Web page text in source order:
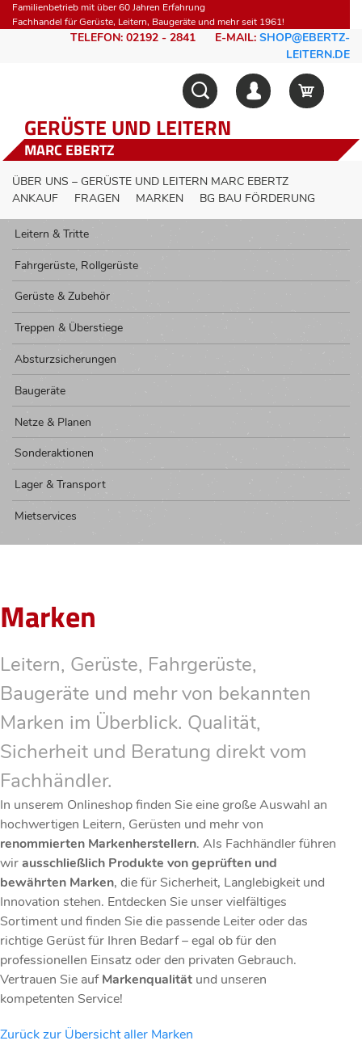
Familienbetrieb mit über 60 Jahren Erfahrung
Fachhandel für Gerüste, Leitern, Baugeräte und mehr seit 1961!
TELEFON: 02192 - 2841 E-MAIL: SHOP@EBERTZ-
LEITERN.DE
GERÜSTE UND LEITERN
MARC EBERTZ
ÜBER UNS – GERÜSTE UND LEITERN MARC EBERTZ
ANKAUF
FRAGEN MARKEN BG BAU FÖRDERUNG
Leitern & Tritte
Fahrgerüste, Rollgerüste
Gerüste & Zubehör
Treppen & Überstiege
Absturzsicherungen
Baugeräte
Netze & Planen
Sonderaktionen
Lager & Transport
Mietservices
Marken
Leitern, Gerüste, Fahrgerüste,
Baugeräte und mehr von bekannten
Marken im Überblick. Qualität,
Sicherheit und Beratung direkt vom
Fachhändler.
In unserem Onlineshop finden Sie eine große Auswahl an
hochwertigen Leitern, Gerüsten und mehr von
renommierten Markenherstellern. Als Fachhändler führen
wirausschließlich Produkte von geprüften und
bewährten Marken, die für Sicherheit, Langlebigkeit und
Innovation stehen. Entdecken Sie unser vielfältiges
Sortiment und finden Sie die passende Leiter oder das
richtige Gerüst für Ihren Bedarf – egal ob für den
professionellen Einsatz oder den privaten Gebrauch.
Vertrauen Sie aufMarkenqualität und unseren
kompetenten Service!
Zurück zur Übersicht aller Marken